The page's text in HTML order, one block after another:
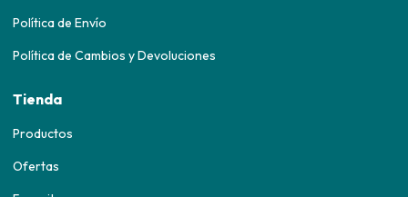
Política de Envío
Política de Cambios y Devoluciones
Tienda
Productos
Ofertas